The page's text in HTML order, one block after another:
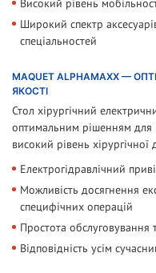
Високий рівень
Широкий спектр
спеціальностей
MAQUET ALPHAMAXX —
ЯКОСТІ
Стол хірургічний
оптимальним рішенням для
високий рівень
Електрогідравлічний
Можливість досягнення
специфічних операцій
Простота обслуговування
Відповідність усім